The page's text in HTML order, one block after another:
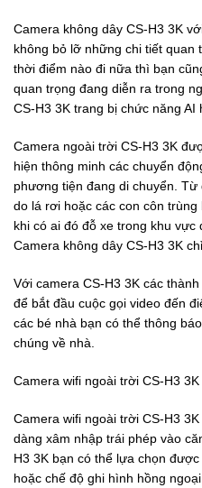
Camera không dây CS-H3 3K
không bỏ lỡ những chi tiết quan
thời điểm nào đi nữa thì bạn
quan trọng đang diễn ra trong
CS-H3 3K trang bị chức năng AI
Camera ngoài trời CS-H3 3K
hiện thông minh các chuyển
phương tiện đang di chuyển.
do lá rơi hoặc các con côn
khi có ai đó đỗ xe trong khu vực
Camera không dây CS-H3 3K
Với camera CS-H3 3K các
để bắt đầu cuộc gọi video đến
các bé nhà bạn có thể thông
chúng về nhà.
Camera wifi ngoài trời CS-H3
Camera wifi ngoài trời CS-H3
dàng xâm nhập trái phép vào
H3 3K bạn có thể lựa chọn
hoặc chế độ ghi hình hồng